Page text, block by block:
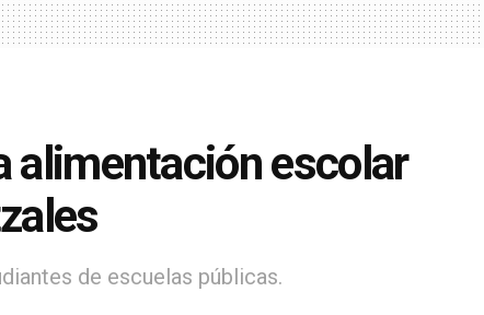
alimentación escolar
de escuelas públicas.